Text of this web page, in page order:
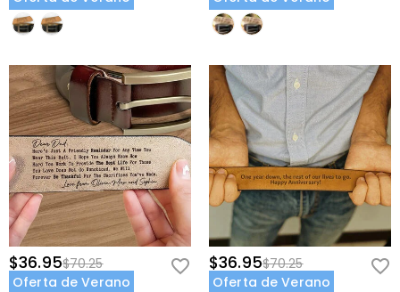
$36.95$70.25
Oferta de Verano
$36.95$70.25
Oferta de Verano